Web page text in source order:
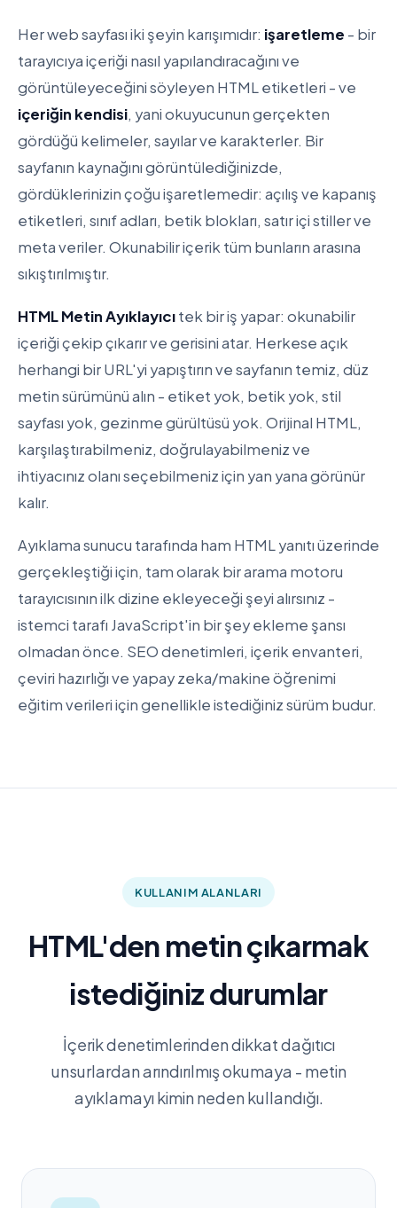
Her web sayfası iki şeyin karışımıdır: işaretleme - bir
tarayıcıya içeriği nasıl yapılandıracağını ve
görüntüleyeceğini söyleyen HTML etiketleri - ve
içeriğin kendisi, yani okuyucunun gerçekten
gördüğü kelimeler, sayılar ve karakterler. Bir
sayfanın kaynağını görüntülediğinizde,
gördüklerinizin çoğu işaretlemedir: açılış ve kapanış
etiketleri, sınıf adları, betik blokları, satır içi stiller ve
meta veriler. Okunabilir içerik tüm bunların arasına
sıkıştırılmıştır.
HTML Metin Ayıklayıcıtek bir iş yapar: okunabilir
içeriği çekip çıkarır ve gerisini atar. Herkese açık
herhangi bir URL'yi yapıştırın ve sayfanın temiz, düz
metin sürümünü alın - etiket yok, betik yok, stil
sayfası yok, gezinme gürültüsü yok. Orijinal HTML,
karşılaştırabilmeniz, doğrulayabilmeniz ve
ihtiyacınız olanı seçebilmeniz için yan yana görünür
kalır.
Ayıklama sunucu tarafında ham HTML yanıtı üzerinde
gerçekleştiği için, tam olarak bir arama motoru
tarayıcısının ilk dizine ekleyeceği şeyi alırsınız -
istemci tarafı JavaScript'in bir şey ekleme şansı
olmadan önce. SEO denetimleri, içerik envanteri,
çeviri hazırlığı ve yapay zeka/makine öğrenimi
eğitim verileri için genellikle istediğiniz sürüm budur.
KULLANIM ALANLARI
HTML'den metin çıkarmak
istediğiniz durumlar
İçerik denetimlerinden dikkat dağıtıcı
unsurlardan arındırılmış okumaya - metin
ayıklamayı kimin neden kullandığı.